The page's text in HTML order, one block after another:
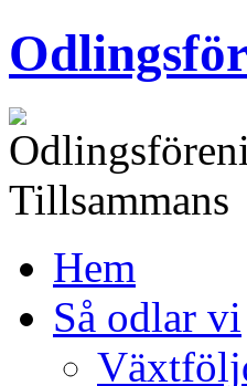
Skip
to
content
Hem
Så odlar vi